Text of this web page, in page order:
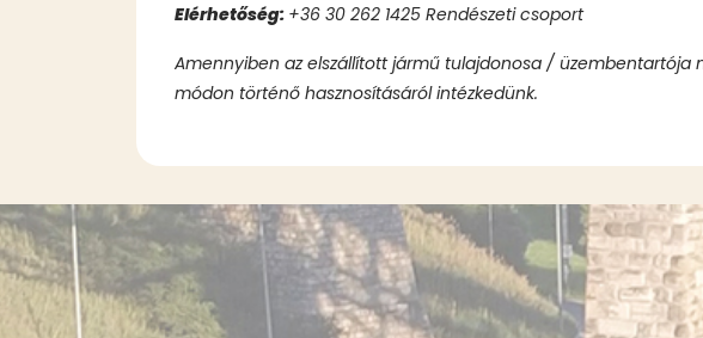
Elérhetőség: +36 30 262 1425 Rendészeti csoport
Amennyiben az elszállított jármű tulajdonosa /
módon történő hasznosításáról intézkedünk.